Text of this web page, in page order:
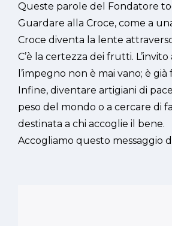
Queste parole del Fondatore
Guardare alla Croce, come a
Croce diventa la lente
C’è la certezza dei frutti.
l’impegno non è mai vano; è
Infine, diventare artigiani di
peso del mondo o a cercare di
destinata a chi accoglie il bene.
Accogliamo questo messaggio